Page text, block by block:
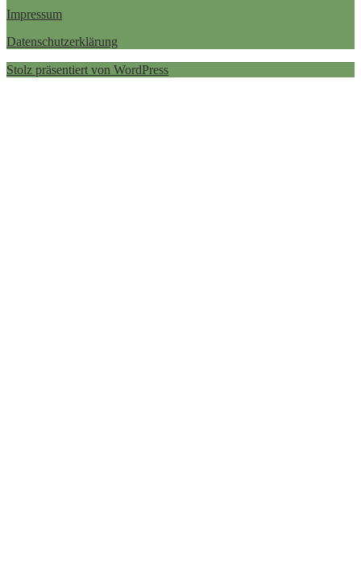
Impressum
Datenschutzerklärung
Stolz präsentiert von WordPress